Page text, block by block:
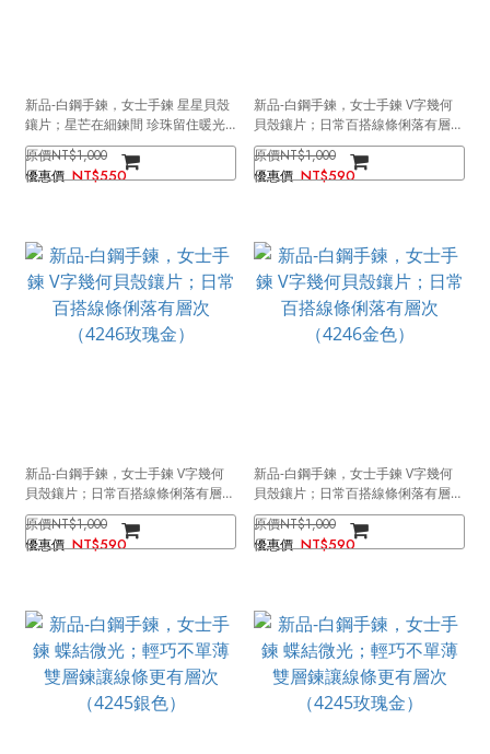
新品-白鋼手鍊，女士手鍊 星星貝殼
鑲片；星芒在細鍊間 珍珠留住暖光
（4247金色）
NT$1,000
NT$550
新品-白鋼手鍊，女士手鍊 V字幾何
貝殼鑲片；日常百搭線條俐落有層次
（4246銀色）
NT$1,000
NT$590
新品-白鋼手鍊，女士手鍊 V字幾何
貝殼鑲片；日常百搭線條俐落有層次
（4246玫瑰金）
NT$1,000
NT$590
新品-白鋼手鍊，女士手鍊 V字幾何
貝殼鑲片；日常百搭線條俐落有層次
（4246金色）
NT$1,000
NT$590